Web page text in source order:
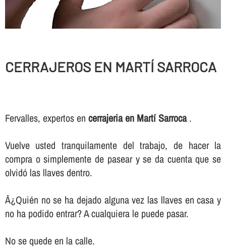
CERRAJEROS EN MARTÍ SARROCA
Fervalles, expertos en cerrajeria en Martí Sarroca.
Vuelve usted tranquilamente del trabajo, de hacer la
compra o simplemente de pasear y se da cuenta que se
olvidó las llaves dentro.
Â¿Quién no se ha dejado alguna vez las llaves en casa y
no ha podido entrar? A cualquiera le puede pasar.
No se quede en la calle.